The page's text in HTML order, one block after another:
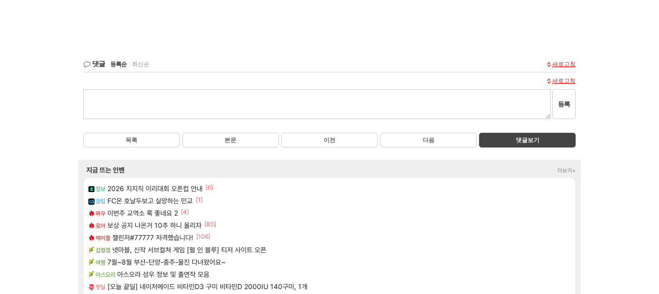
댓글 등록순 최신순 새로고침
새로고침
등록
목록 본문 이전 다음 댓글보기
지금 뜨는 인벤 더보기+
정보 2026 치지직 이리대회 오픈컵 안내 [6]
클립 FC온 호날두보고 실망하는 민교 [1]
와우 이번주 교역소 룩 좋네요 2 [4]
로아 보상 공지 나온거 10추 하니 올리자 [83]
메이플 챌린저#77777 저격했습니다! [106]
섭컬겜 넷마블, 신작 서브컬쳐 게임 [펄 인 블루] 티저 사이트 오픈
여행 7월~8월 부산-단양-충주-울진 다녀왔어요~
아스오라 아스오라 성우 정보 및 출연작 모음
핫딜 [오늘 끝딜] 네이처메이드 비타민D3 구미 비타민D 2000IU 140구미, 1개